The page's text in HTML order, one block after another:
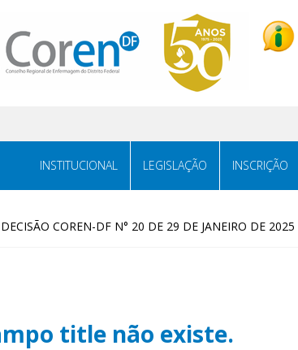
INSTITUCIONAL LEGISLAÇÃO INSCRIÇÃO
DECISÃO COREN-DF N° 20 DE 29 DE JANEIRO DE 2025
title não existe.